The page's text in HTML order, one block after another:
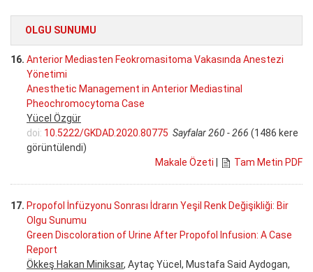
OLGU SUNUMU
16. Anterior Mediasten Feokromasitoma Vakasında Anestezi
Yönetimi
Anesthetic Management in Anterior Mediastinal
Pheochromocytoma Case
Yücel Özgür
doi: 10.5222/GKDAD.2020.80775 Sayfalar 260 - 266 (1486 kere
görüntülendi)
Makale Özeti | Tam Metin PDF
17. Propofol İnfüzyonu Sonrası İdrarın Yeşil Renk Değişikliği: Bir
Olgu Sunumu
Green Discoloration of Urine After Propofol Infusion: A Case
Report
Ökkeş Hakan Miniksar, Aytaç Yücel, Mustafa Said Aydogan,